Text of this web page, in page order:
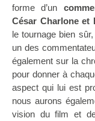
forme d’un
César Charlone et
le tournage bien
un des
également sur la
pour donner à
aspect qui lui est
nous aurons
vision du film et